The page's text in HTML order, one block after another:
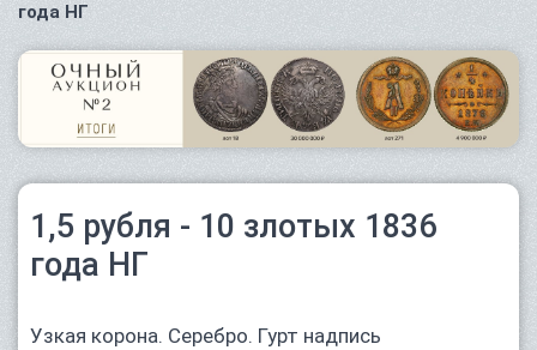
года НГ
1,5 рубля - 10 злотых 1836
года НГ
Узкая корона. Серебро. Гурт надпись